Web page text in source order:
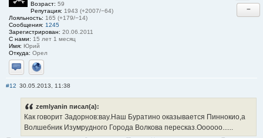
Возраст: 59
Репутация: 1943 (+2007/−64)
Лояльность: 165 (+179/−14)
Сообщения: 1245
Зарегистрирован: 20.06.2011
С нами: 15 лет 1 месяц
Имя: Юрий
Откуда: Орел
Отправить личное сообщение
Сайт
−
#12 30.05.2013, 11:38
zemlyanin писал(а):
Как говорит Задорнов:вау.Наш Буратино оказывается Пиннокио,а
Волшебник Изумрудного Города Волкова пересказ.Оооооо......